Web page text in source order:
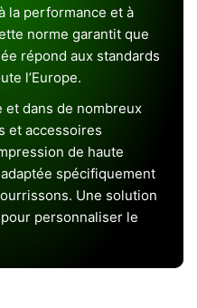
la performance et à
norme garantit que
répond aux standards
l’Europe.
et dans de nombreux
et accessoires
de haute
spécifiquement
Une solution
personnaliser le